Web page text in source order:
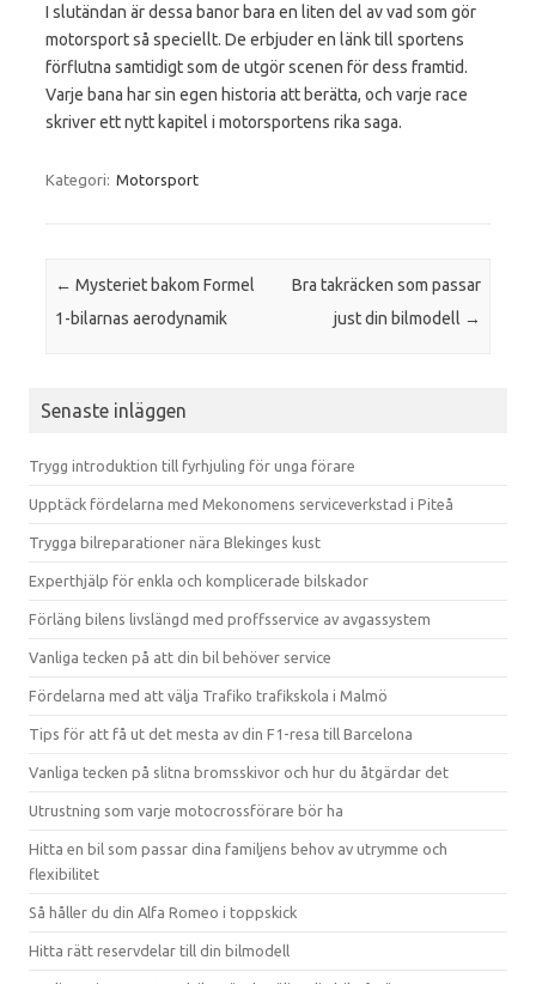
I slutändan är dessa banor bara en liten del av vad som gör
motorsport så speciellt. De erbjuder en länk till sportens
förflutna samtidigt som de utgör scenen för dess framtid.
Varje bana har sin egen historia att berätta, och varje race
skriver ett nytt kapitel i motorsportens rika saga.
Kategori: Motorsport
Inläggsnavigering
← Mysteriet bakom Formel
1-bilarnas aerodynamik
Bra takräcken som passar
just din bilmodell →
Senaste inläggen
Trygg introduktion till fyrhjuling för unga förare
Upptäck fördelarna med Mekonomens serviceverkstad i Piteå
Trygga bilreparationer nära Blekinges kust
Experthjälp för enkla och komplicerade bilskador
Förläng bilens livslängd med proffsservice av avgassystem
Vanliga tecken på att din bil behöver service
Fördelarna med att välja Trafiko trafikskola i Malmö
Tips för att få ut det mesta av din F1-resa till Barcelona
Vanliga tecken på slitna bromsskivor och hur du åtgärdar det
Utrustning som varje motocrossförare bör ha
Hitta en bil som passar dina familjens behov av utrymme och
flexibilitet
Så håller du din Alfa Romeo i toppskick
Hitta rätt reservdelar till din bilmodell